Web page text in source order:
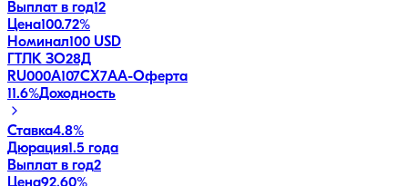
Выплат в год12
Цена100.72%
Номинал100 USD
ГТЛК ЗО28Д
RU000A107CX7AA-Оферта
11.6%Доходность
Ставка4.8%
Дюрация1.5 года
Выплат в год2